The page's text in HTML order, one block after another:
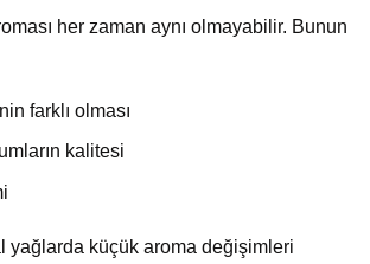
her zaman aynı olmayabilir. Bunun
farklı olması
kalitesi
yağlarda küçük aroma değişimleri